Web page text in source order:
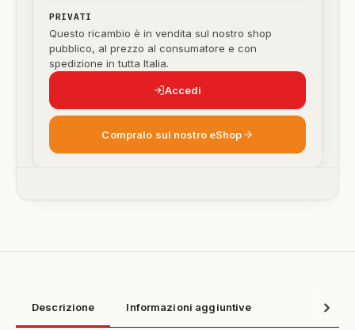
PRIVATI
Questo ricambio è in vendita sul nostro shop
pubblico, al prezzo al consumatore e con
spedizione in tutta Italia.
Accedi
Compralo sul nostro eShop
Descrizione Informazioni aggiuntive